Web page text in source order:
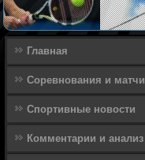
Главная
Соревнования и матчи
Спортивные новости
Комментарии и анализ